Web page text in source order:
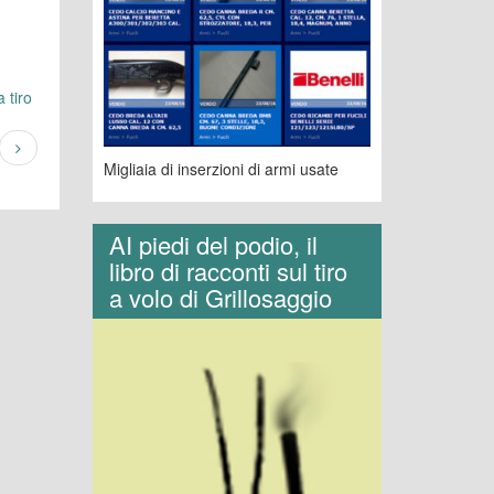
tiro
Migliaia di inserzioni di armi usate
AI piedi del podio, il
libro di racconti sul tiro
a volo di Grillosaggio